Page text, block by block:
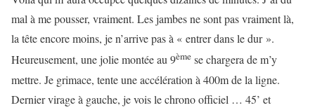
mal à me pousser, vraiment. Les jambes ne sont pas vraiment là,
la tête encore moins, je n’arrive pas à « entrer dans le dur ».
Heureusement, une jolie montée au 9ème se chargera de m’y
mettre. Je grimace, tente une accélération à 400m de la ligne.
Dernier virage à gauche, je vois le chrono officiel … 45’ et